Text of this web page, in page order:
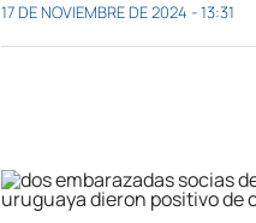
17 DE NOVIEMBRE DE 2024 - 13:31